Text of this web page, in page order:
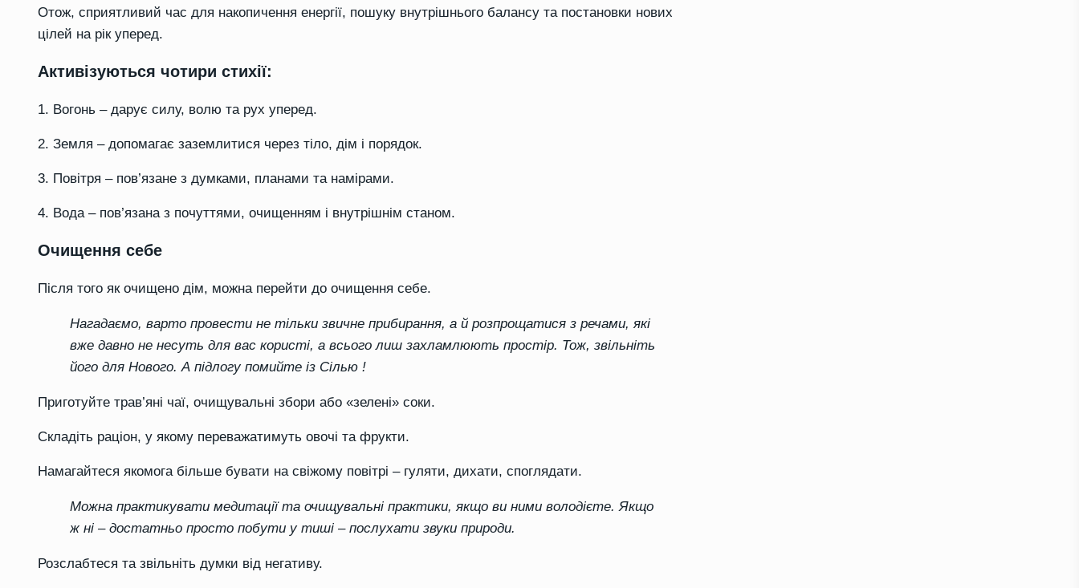
Отож, сприятливий час для накопичення енергії, пошуку внутрішнього балансу та постановки нових
цілей на рік уперед.
Активізуються чотири стихії:
1. Вогонь – дарує силу, волю та рух уперед.
2. Земля – допомагає заземлитися через тіло, дім і порядок.
3. Повітря – пов’язане з думками, планами та намірами.
4. Вода – пов’язана з почуттями, очищенням і внутрішнім станом.
Очищення себе
Після того як очищено дім, можна перейти до очищення себе.
Нагадаємо, варто провести не тільки звичне прибирання, а й розпрощатися з речами, які
вже давно не несуть для вас користі, а всього лиш захламлюють простір. Тож, звільніть
його для Нового. А підлогу помийте із Сілью !
Приготуйте трав’яні чаї, очищувальні збори або «зелені» соки.
Складіть раціон, у якому переважатимуть овочі та фрукти.
Намагайтеся якомога більше бувати на свіжому повітрі – гуляти, дихати, споглядати.
Можна практикувати медитації та очищувальні практики, якщо ви ними володієте. Якщо
ж ні – достатньо просто побути у тиші – послухати звуки природи.
Розслабтеся та звільніть думки від негативу.